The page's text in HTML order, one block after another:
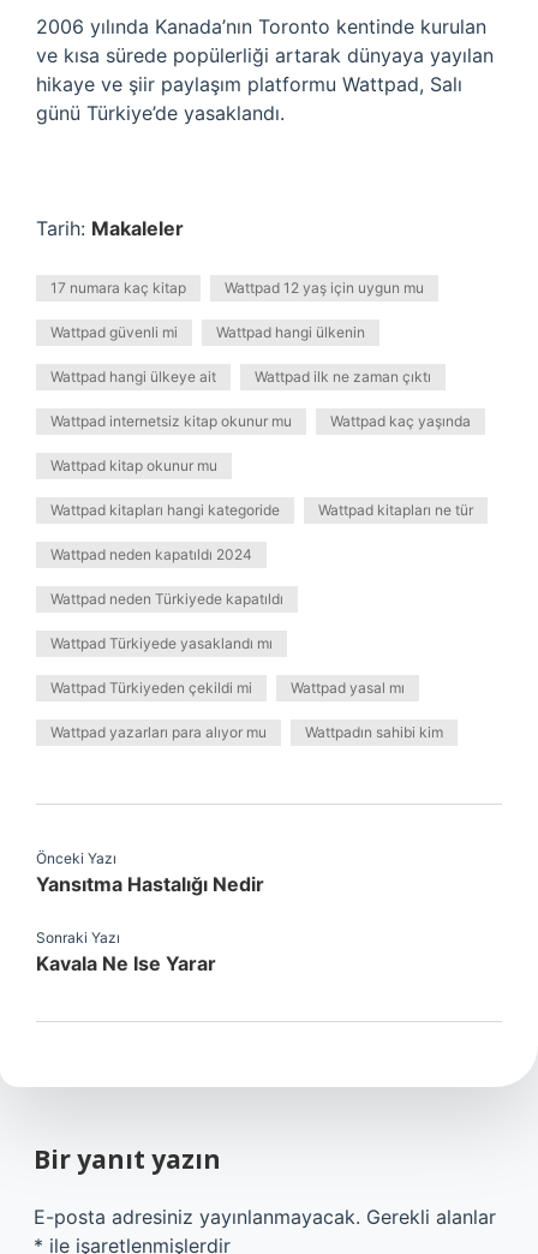
2006 yılında Kanada’nın Toronto kentinde kurulan
ve kısa sürede popülerliği artarak dünyaya yayılan
hikaye ve şiir paylaşım platformu Wattpad, Salı
günü Türkiye’de yasaklandı.
Tarih: Makaleler
17 numara kaç kitap Wattpad 12 yaş için uygun mu
Wattpad güvenli mi Wattpad hangi ülkenin
Wattpad hangi ülkeye ait Wattpad ilk ne zaman çıktı
Wattpad internetsiz kitap okunur mu Wattpad kaç yaşında
Wattpad kitap okunur mu
Wattpad kitapları hangi kategoride Wattpad kitapları ne tür
Wattpad neden kapatıldı 2024
Wattpad neden Türkiyede kapatıldı
Wattpad Türkiyede yasaklandı mı
Wattpad Türkiyeden çekildi mi Wattpad yasal mı
Wattpad yazarları para alıyor mu Wattpadın sahibi kim
Önceki Yazı
Yansıtma Hastalığı Nedir
Sonraki Yazı
Kavala Ne Ise Yarar
Bir yanıt yazın
E-posta adresiniz yayınlanmayacak. Gerekli alanlar
* ile işaretlenmişlerdir